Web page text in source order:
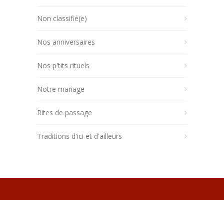
Non classifié(e)
Nos anniversaires
Nos p'tits rituels
Notre mariage
Rites de passage
Traditions d'ici et d'ailleurs